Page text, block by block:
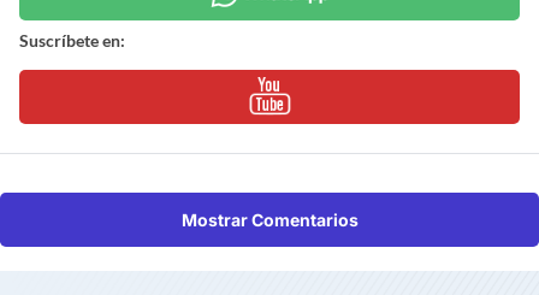
Suscríbete en:
Mostrar Comentarios